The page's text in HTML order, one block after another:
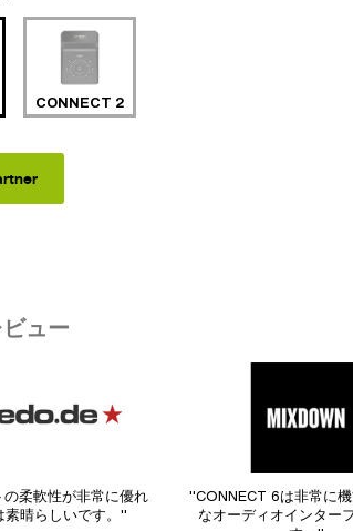
CONNECT 2
ュー
に優れ
。"
"CONNECT 6は非常に機能的で頑丈
なオーディオインターフェースで